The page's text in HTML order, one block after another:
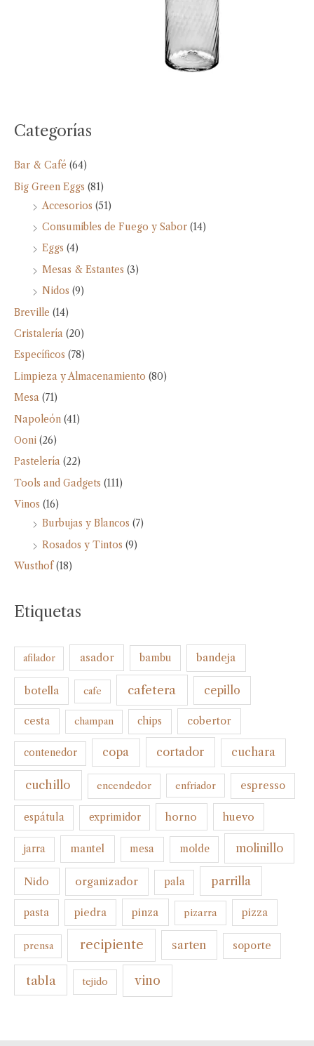
Categorías
Bar & Café (64)
Big Green Eggs (81)
Accesorios (51)
Consumibles de Fuego y Sabor (14)
Eggs (4)
Mesas & Estantes (3)
Nidos (9)
Breville (14)
Cristalería (20)
Específicos (78)
Limpieza y Almacenamiento (80)
Mesa (71)
Napoleón (41)
Ooni (26)
Pastelería (22)
Tools and Gadgets (111)
Vinos (16)
Burbujas y Blancos (7)
Rosados y Tintos (9)
Wusthof (18)
Etiquetas
afilador asador bambu bandeja
botella cafe cafetera cepillo
cesta champan chips cobertor
contenedor copa cortador cuchara
cuchillo encendedor enfriador espresso
espátula exprimidor horno huevo
jarra mantel mesa molde molinillo
Nido organizador pala parrilla
pasta piedra pinza pizarra pizza
prensa recipiente sarten soporte
tabla tejido vino